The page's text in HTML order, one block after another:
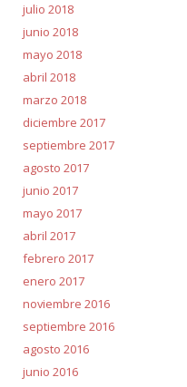
julio 2018
junio 2018
mayo 2018
abril 2018
marzo 2018
diciembre 2017
septiembre 2017
agosto 2017
junio 2017
mayo 2017
abril 2017
febrero 2017
enero 2017
noviembre 2016
septiembre 2016
agosto 2016
junio 2016